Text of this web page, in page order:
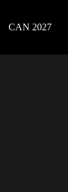
CAN 2027